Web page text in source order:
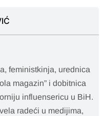
feministkinja, urednica
magazin” i dobitnica
influensericu u BiH.
radeći u medijima,